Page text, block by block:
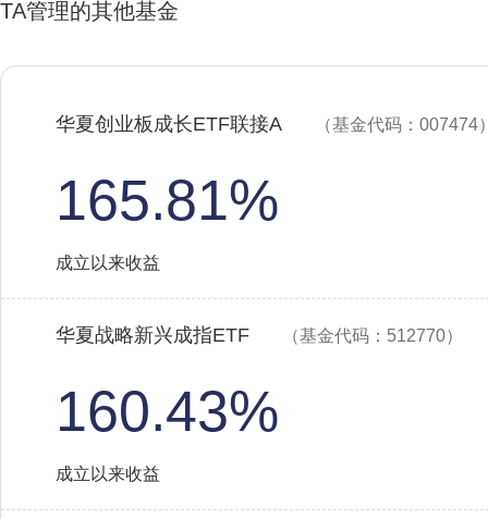
TA管理的其他基金
华夏创业板成长ETF联接A （基金代码：007474
165.81%
成立以来收益
华夏战略新兴成指ETF （基金代码：512770）
160.43%
成立以来收益